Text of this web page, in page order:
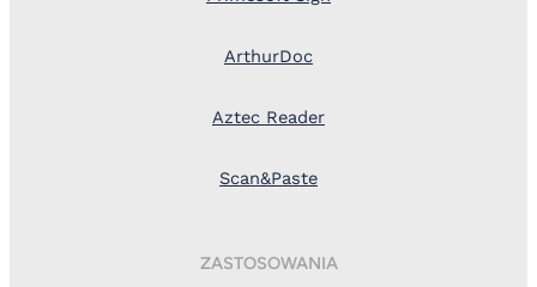
ArthurDoc
Aztec Reader
Scan&Paste
ZASTOSOWANIA